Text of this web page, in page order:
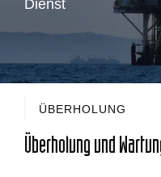
Dienst
ÜBERHOLUNG
Überholung und